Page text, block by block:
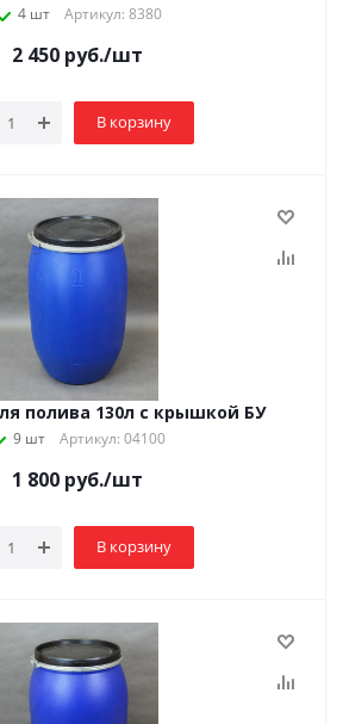
4 шт Артикул: 8380
2 450 руб./шт
В корзину
полива 130л с крышкой БУ
9 шт Артикул: 04100
1 800 руб./шт
В корзину